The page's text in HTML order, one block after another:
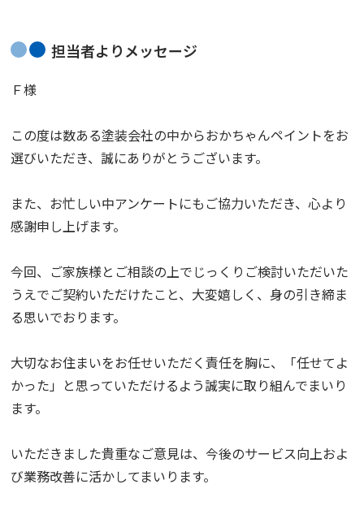
担当者よりメッセージ
Ｆ様
この度は数ある塗装会社の中からおかちゃんペイントをお
選びいただき、誠にありがとうございます。
また、お忙しい中アンケートにもご協力いただき、心より
感謝申し上げます。
今回、ご家族様とご相談の上でじっくりご検討いただいた
うえでご契約いただけたこと、大変嬉しく、身の引き締ま
る思いでおります。
大切なお住まいをお任せいただく責任を胸に、「任せてよ
かった」と思っていただけるよう誠実に取り組んでまいり
ます。
いただきました貴重なご意見は、今後のサービス向上およ
び業務改善に活かしてまいります。